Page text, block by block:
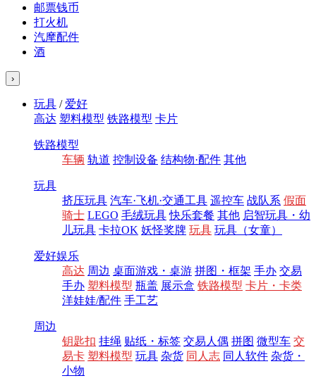
邮票钱币
打火机
汽摩配件
酒
›
玩具 / 爱好
高达 塑料模型 铁路模型 卡片
铁路模型
车辆 轨道 控制设备 结构物·配件 其他
玩具
挤压玩具 汽车·飞机·交通工具 遥控车 战队系 假面
骑士 LEGO 毛绒玩具 快乐套餐 其他 启智玩具・幼
儿玩具 卡拉OK 妖怪奖牌 玩具 玩具（女童）
爱好娱乐
高达 周边 桌面游戏・桌游 拼图・框架 手办 交易
手办 塑料模型 瓶盖 展示盒 铁路模型 卡片・卡类
洋娃娃/配件 手工艺
周边
钥匙扣 挂绳 贴纸・标签 交易人偶 拼图 微型车 交
易卡 塑料模型 玩具 杂货 同人志 同人软件 杂货・
小物